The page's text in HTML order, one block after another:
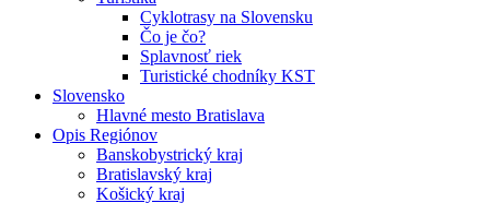
Cyklotrasy na Slovensku
Čo je čo?
Splavnosť riek
Turistické chodníky KST
Slovensko
Hlavné mesto Bratislava
Opis Regiónov
Banskobystrický kraj
Bratislavský kraj
Košický kraj